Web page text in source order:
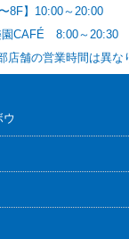
〜8F】10:00～20:00
園CAFÉ 8:00～20:30
店舗の営業時間は異な